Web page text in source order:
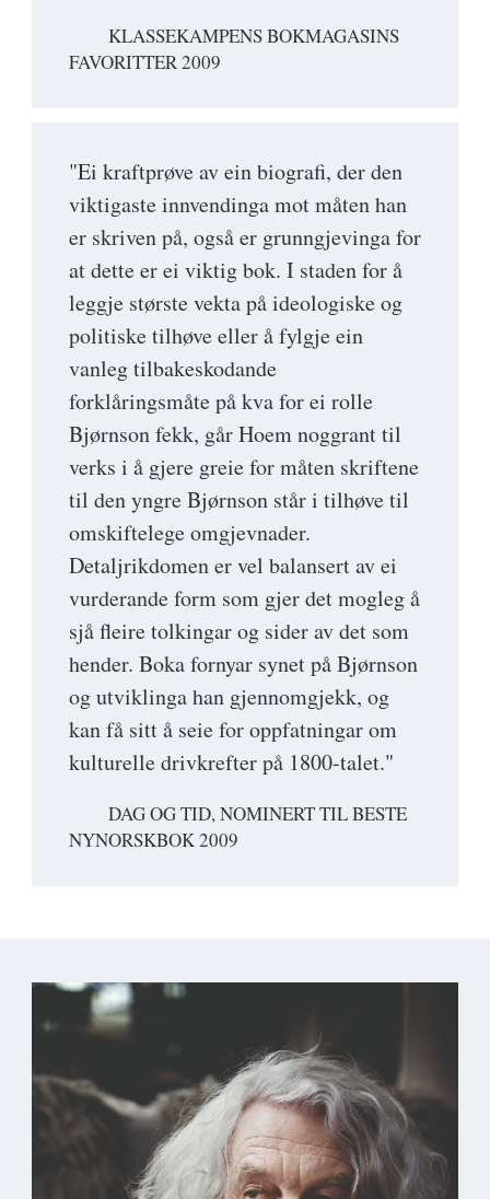
KLASSEKAMPENS BOKMAGASINS
FAVORITTER 2009
"Ei kraftprøve av ein biografi, der den
viktigaste innvendinga mot måten han
er skriven på, også er grunngjevinga for
at dette er ei viktig bok. I staden for å
leggje største vekta på ideologiske og
politiske tilhøve eller å fylgje ein
vanleg tilbakeskodande
forklåringsmåte på kva for ei rolle
Bjørnson fekk, går Hoem noggrant til
verks i å gjere greie for måten skriftene
til den yngre Bjørnson står i tilhøve til
omskiftelege omgjevnader.
Detaljrikdomen er vel balansert av ei
vurderande form som gjer det mogleg å
sjå fleire tolkingar og sider av det som
hender. Boka fornyar synet på Bjørnson
og utviklinga han gjennomgjekk, og
kan få sitt å seie for oppfatningar om
kulturelle drivkrefter på 1800-talet."
DAG OG TID, NOMINERT TIL BESTE
NYNORSKBOK 2009